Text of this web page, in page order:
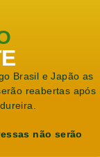
Brasil e Japão as
reabertas após
não serão